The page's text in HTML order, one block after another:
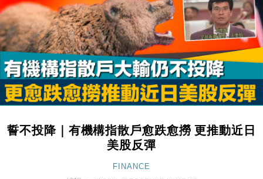
15:47
財經｜恒隆10月換帥 玩具「反」斗城亞洲CEO蔡德
粦接任
15:11
財經｜韓股反覆波動收跌 連挫7周創逾3年最長跌勢
13:44
財經｜內地7月美元計價出口增近24%勝預期 貿易順
差達1125億美元
12:44
財經｜日本春季三度入市撐日圓 4月單日斥6.28萬億
11:12
國際｜特朗普料美伊戰事快結束 承認部分彈藥庫存緊
財經｜SA售股自救後再出手 斥4億美元押注未上市公
誓不投降｜有機構指散戶愈跌愈撈 更推動近日
美股反彈
FINANCE